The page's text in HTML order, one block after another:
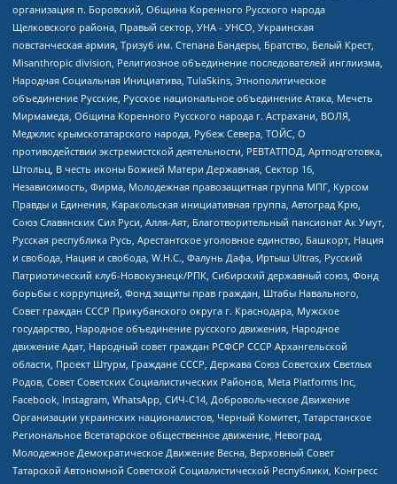
организация п. Боровский, Община Коренного Русского народа
Щелковского района, Правый сектор, УНА - УНСО, Украинская
повстанческая армия, Тризуб им. Степана Бандеры, Братство, Белый Крест,
Misanthropic division, Религиозное объединение последователей инглиизма,
Народная Социальная Инициатива, TulaSkins, Этнополитическое
объединение Русские, Русское национальное объединение Атака, Мечеть
Мирмамеда, Община Коренного Русского народа г. Астрахани, ВОЛЯ,
Меджлис крымскотатарского народа, Рубеж Севера, ТОЙС, О
противодействии экстремистской деятельности, РЕВТАТПОД, Артподготовка,
Штольц, В честь иконы Божией Матери Державная, Сектор 16,
Независимость, Фирма, Молодежная правозащитная группа МПГ, Курсом
Правды и Единения, Каракольская инициативная группа, Автоград Крю,
Союз Славянских Сил Руси, Алля-Аят, Благотворительный пансионат Ак Умут,
Русская республика Русь, Арестантское уголовное единство, Башкорт, Нация
и свобода, Нация и свобода, W.H.С., Фалунь Дафа, Иртыш Ultras, Русский
Патриотический клуб-Новокузнецк/РПК, Сибирский державный союз, Фонд
борьбы с коррупцией, Фонд защиты прав граждан, Штабы Навального,
Совет граждан СССР Прикубанского округа г. Краснодара, Мужское
государство, Народное объединение русского движения, Народное
движение Адат, Народный совет граждан РСФСР СССР Архангельской
области, Проект Штурм, Граждане СССР, Держава Союз Советских Светлых
Родов, Совет Советских Социалистических Районов, Meta Platforms Inc,
Facebook, Instagram, WhatsApp, СИЧ-С14, Добровольческое Движение
Организации украинских националистов, Черный Комитет, Татарстанское
Региональное Всетатарское общественное движение, Невоград,
Молодежное Демократическое Движение Весна, Верховный Совет
Татарской Автономной Советской Социалистической Республики, Конгресс